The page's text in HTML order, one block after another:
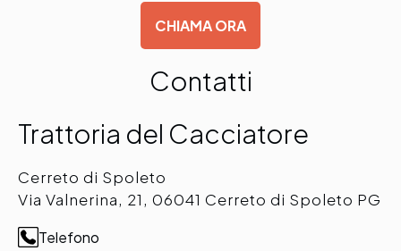
CHIAMA ORA
Contatti
Trattoria del Cacciatore
Cerreto di Spoleto
Via Valnerina, 21, 06041 Cerreto di Spoleto PG
Telefono